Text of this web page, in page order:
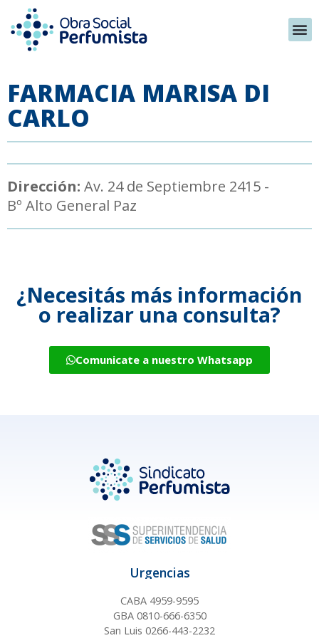
FARMACIA MARISA DI
CARLO
Dirección: Av. 24 de Septiembre 2415 -
Bº Alto General Paz
¿Necesitás más información
o realizar una consulta?
Comunicate a nuestro Whatsapp
Urgencias
CABA 4959-9595
GBA 0810-666-6350
San Luis 0266-443-2232